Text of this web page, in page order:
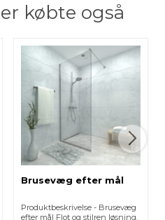
købte også
Brusevæg efter mål
Produktbeskrivelse - Brusevæg
efter mål Flot og stilren løsning.